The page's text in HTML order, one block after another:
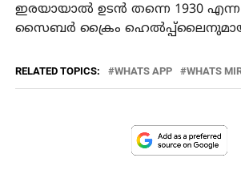
ഇരയായാൽ ഉടൻ തന്നെ 1930 എന്ന
സൈബർ ക്രൈം
RELATED TOPICS: WHATS APP WHATS